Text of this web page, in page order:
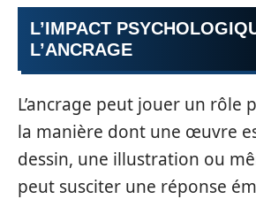
L’IMPACT
L’ANCRAGE
L’ancrage peut jouer un rôle
la manière dont une œuvre
dessin, une illustration ou
peut susciter une réponse